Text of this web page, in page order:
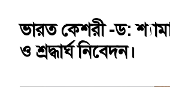
ভারত কেশরী -ড:
ও শ্রদ্ধার্ঘ নিবেদন।